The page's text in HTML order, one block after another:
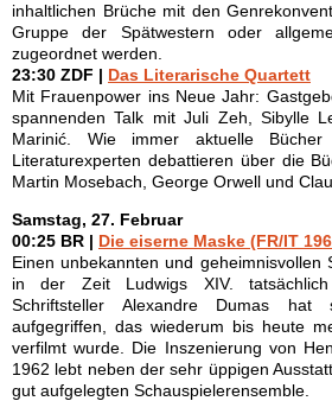
inhaltlichen Brüche mit den
Gruppe der Spätwestern oder
zugeordnet werden.
23:30 ZDF | Das Literarische Quartett
Mit Frauenpower ins Neue Jahr:
spannenden Talk mit Juli Zeh, Sibylle
Marinić. Wie immer aktuelle
Literaturexperten debattieren über die
Martin Mosebach, George Orwell und
Samstag, 27. Februar
00:25 BR | Die eiserne Maske (FR/IT
Einen unbekannten und geheimnisvollen
in der Zeit Ludwigs XIV.
Schriftsteller Alexandre Dumas hat
aufgegriffen, das wiederum bis heute
verfilmt wurde. Die Inszenierung von
1962 lebt neben der sehr üppigen
gut aufgelegten Schauspielerensemble.